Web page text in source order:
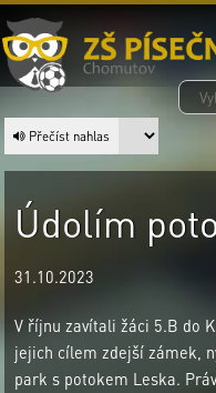
Přečíst nahlas
Údolím
31.10.2023
V říjnu zavítali žáci 5.B do
jejich cílem zdejší zámek,
park s potokem Leska.